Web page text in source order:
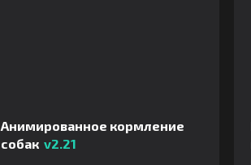
Анимированное кормление
собак v2.21